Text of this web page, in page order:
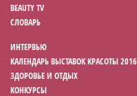
BEAUTY TV
СЛОВАРЬ
ИНТЕРВЬЮ
КАЛЕНДАРЬ ВЫСТАВОК КРАСОТЫ 2016
ЗДОРОВЬЕ И ОТДЫХ
КОНКУРСЫ